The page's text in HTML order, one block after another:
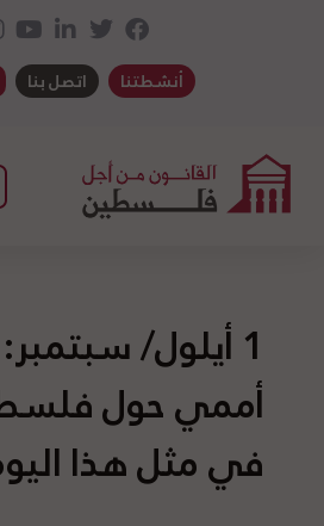
أنشطتنا اتصل بنا
1 أيلول/
أممي حول
في مثل هذا